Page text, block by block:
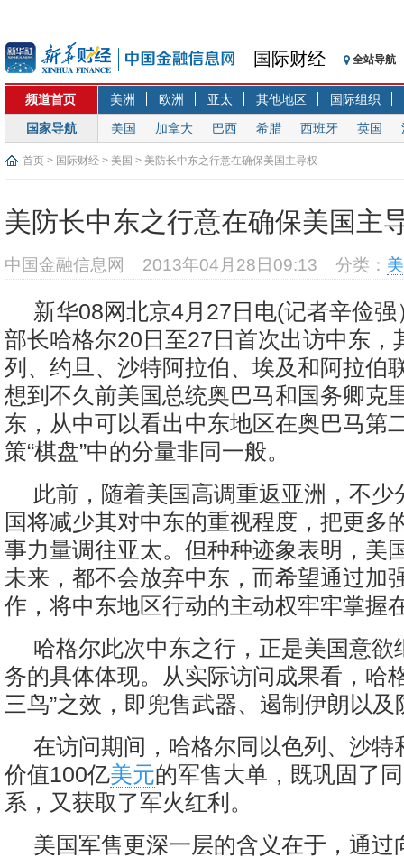
国际财经 全站导航
频道首页 美洲 欧洲 亚太 其他地区
国际组织
国家导航
美国 加拿大 巴西 希腊 西班牙 英国
首页 > 国际财经 > 美国 > 美防长中东之行意在确保美国主导权
美防长中东之行意在确保美国主
中国金融信息网 2013年04月28日09:13 分类：
新华08网北京4月27日电(记者辛俭
部长哈格尔20日至27日首次出访中东，
列、约旦、沙特阿拉伯、埃及和阿拉伯
想到不久前美国总统奥巴马和国务卿克
东，从中可以看出中东地区在奥巴马第
策“棋盘”中的分量非同一般。
此前，随着美国高调重返亚洲，不少
国将减少其对中东的重视程度，把更多
事力量调往亚太。但种种迹象表明，美
未来，都不会放弃中东，而希望通过加
作，将中东地区行动的主动权牢牢掌握
哈格尔此次中东之行，正是美国意欲
务的具体体现。从实际访问成果看，哈
三鸟”之效，即兜售武器、遏制伊朗以
在访问期间，哈格尔同以色列、沙特
价值100亿美元的军售大单，既巩固了
系，又获取了军火红利。
美国军售更深一层的含义在于，通过